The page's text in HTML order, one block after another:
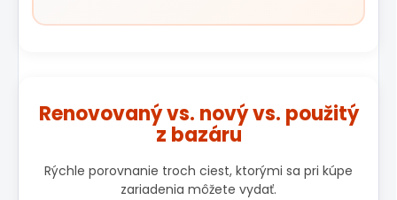
Renovovaný vs. nový vs. použitý
z bazáru
Rýchle porovnanie troch ciest, ktorými sa pri kúpe
zariadenia môžete vydať.